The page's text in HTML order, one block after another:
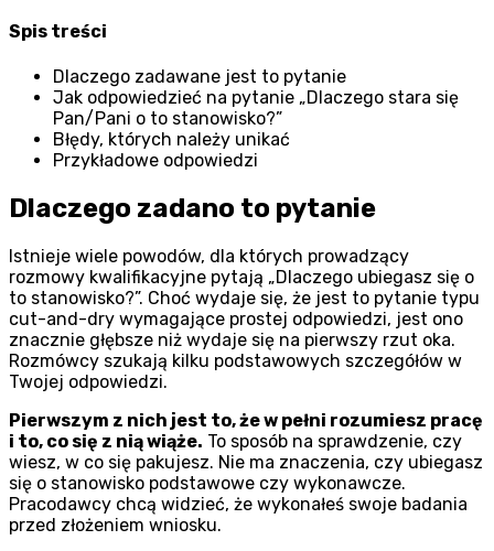
Spis treści
Dlaczego zadawane jest to pytanie
Jak odpowiedzieć na pytanie „Dlaczego stara się
Pan/Pani o to stanowisko?”
Błędy, których należy unikać
Przykładowe odpowiedzi
Dlaczego zadano to pytanie
Istnieje wiele powodów, dla których prowadzący
rozmowy kwalifikacyjne pytają „Dlaczego ubiegasz się o
to stanowisko?”. Choć wydaje się, że jest to pytanie typu
cut-and-dry wymagające prostej odpowiedzi, jest ono
znacznie głębsze niż wydaje się na pierwszy rzut oka.
Rozmówcy szukają kilku podstawowych szczegółów w
Twojej odpowiedzi.
Pierwszym z nich jest to, że w pełni rozumiesz pracę
i to, co się z nią wiąże. To sposób na sprawdzenie, czy
wiesz, w co się pakujesz. Nie ma znaczenia, czy ubiegasz
się o stanowisko podstawowe czy wykonawcze.
Pracodawcy chcą widzieć, że wykonałeś swoje badania
przed złożeniem wniosku.